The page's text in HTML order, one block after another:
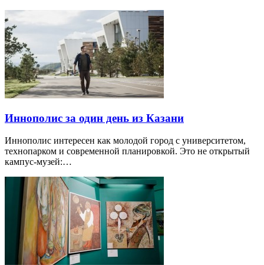
Иннополис за один день из Казани
Иннополис интересен как молодой город с университетом,
технопарком и современной планировкой. Это не открытый
кампус-музей:…